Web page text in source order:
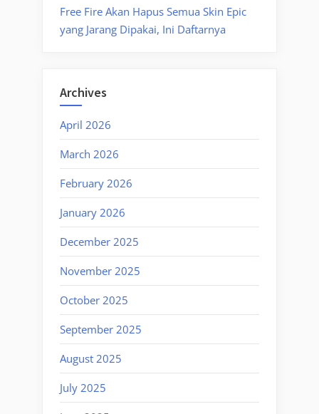
Free Fire Akan Hapus Semua Skin Epic
yang Jarang Dipakai, Ini Daftarnya
Archives
April 2026
March 2026
February 2026
January 2026
December 2025
November 2025
October 2025
September 2025
August 2025
July 2025